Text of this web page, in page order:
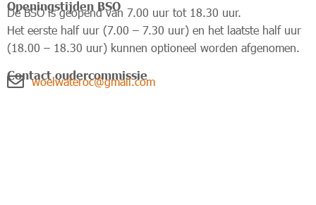
Openingstijden BSO
De BSO is geopend van 7.00 uur tot 18.30 uur.
Het eerste half uur (7.00 – 7.30 uur) en het laatste half uur
(18.00 – 18.30 uur) kunnen optioneel worden afgenomen.
Contact oudercommissie
woelwateroc@gmail.com